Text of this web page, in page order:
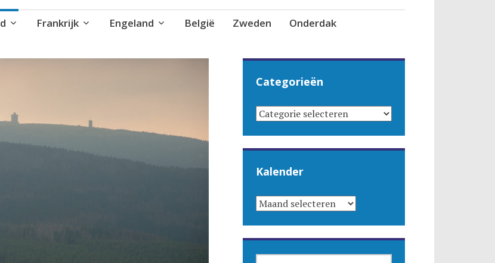
Frankrijk Engeland België Zweden Onderdak
Categorieën
CATEGORIEËN
Kalender
KALENDER